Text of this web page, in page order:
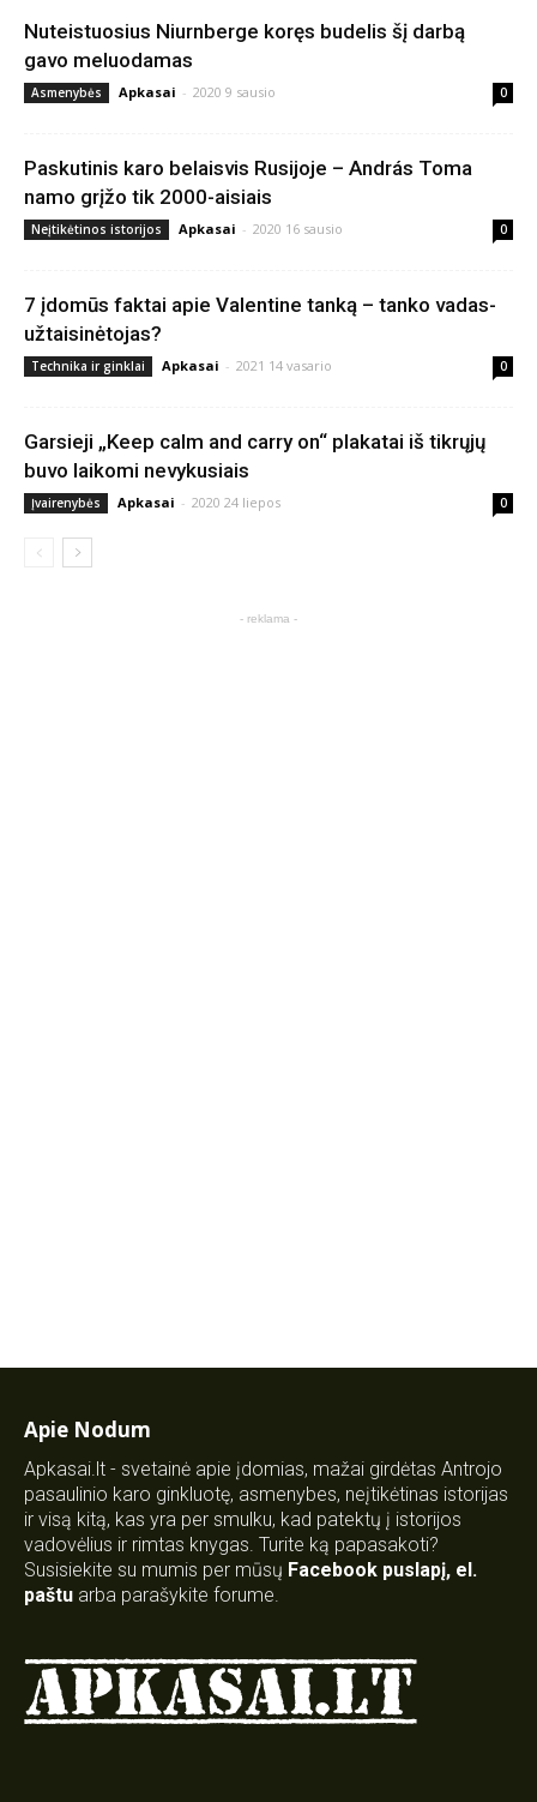
Nuteistuosius Niurnberge koręs budelis šį darbą
gavo meluodamas
Asmenybės Apkasai - 2020 9 sausio 0
Paskutinis karo belaisvis Rusijoje – András Toma
namo grįžo tik 2000-aisiais
Neįtikėtinos istorijos Apkasai - 2020 16 sausio 0
7 įdomūs faktai apie Valentine tanką – tanko vadas-
užtaisinėtojas?
Technika ir ginklai Apkasai - 2021 14 vasario 0
Garsieji „Keep calm and carry on“ plakatai iš tikrųjų
buvo laikomi nevykusiais
Įvairenybės Apkasai - 2020 24 liepos 0
- reklama -
Apie Nodum
Apkasai.lt - svetainė apie įdomias, mažai girdėtas Antrojo
pasaulinio karo ginkluotę, asmenybes, neįtikėtinas istorijas
ir visą kitą, kas yra per smulku, kad patektų į istorijos
vadovėlius ir rimtas knygas. Turite ką papasakoti?
Susisiekite su mumis per mūsų Facebook puslapį, el.
paštu arba parašykite forume.